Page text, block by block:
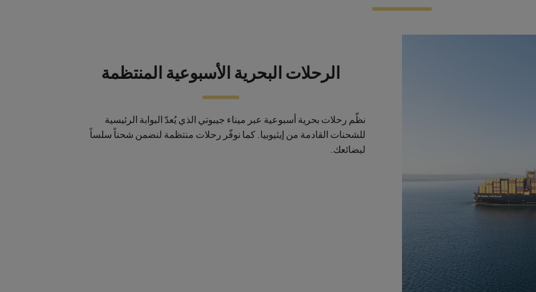
الرحلات البحرية الأسبوعية المنتظمة
نظّم رحلات بحرية أسبوعية عبر ميناء جيبوتي الذي يُعدّ البوابة الرئيسية
للشحنات القادمة من إيثيوبيا. كما نوفّر رحلات منتظمة لنضمن شحناً سلساً
لبضائعك.